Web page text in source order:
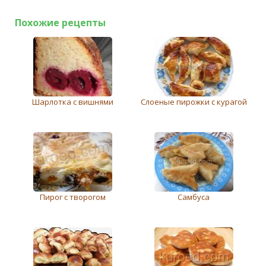
Похожие рецепты
Шарлотка с вишнями Слоеные пирожки с курагой
Пирог с творогом Самбуса